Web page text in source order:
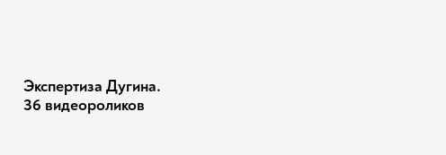
Экспертиза Дугина.
36 видеороликов